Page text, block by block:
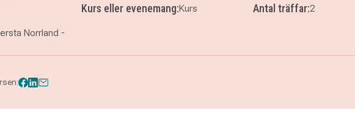
Kurs eller evenemang:Kurs Antal träffar:2
Norrland -